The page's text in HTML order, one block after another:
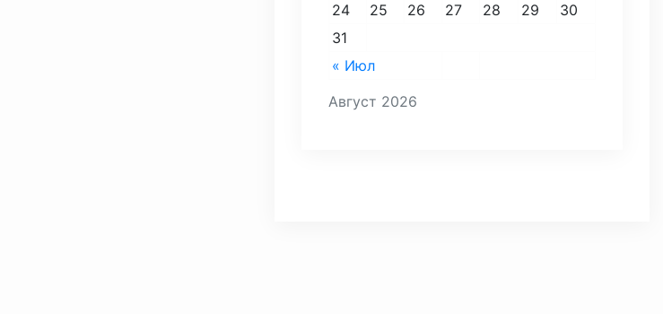
Август 2026
« Июл
24
25 26 27 28 29
30
31